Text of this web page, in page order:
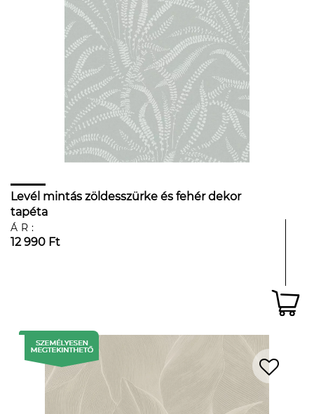
Levél mintás zöldesszürke és fehér dekor
tapéta
ÁR:
12 990 Ft